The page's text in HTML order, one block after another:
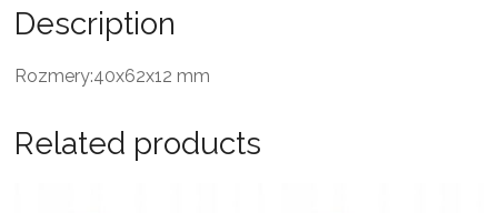
Description
Rozmery:40x62x12 mm
Related products